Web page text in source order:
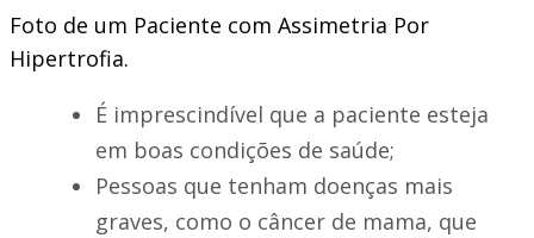
Foto de um Paciente com Assimetria Por
Hipertrofia.
É imprescindível que a paciente esteja
em boas condições de saúde;
Pessoas que tenham doenças mais
graves, como o câncer de mama, que